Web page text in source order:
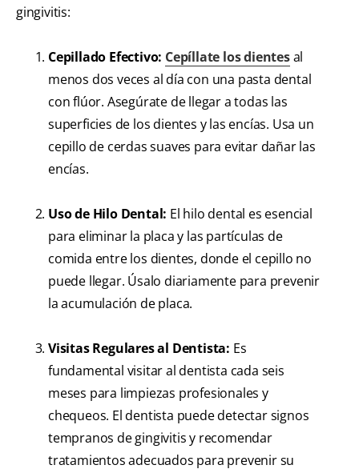
gingivitis:
Cepillado Efectivo: Cepíllate los dientesal
menos dos veces al día con una pasta dental
con flúor. Asegúrate de llegar a todas las
superficies de los dientes y las encías. Usa un
cepillo de cerdas suaves para evitar dañar las
encías.
Uso de Hilo Dental: El hilo dental es esencial
para eliminar la placa y las partículas de
comida entre los dientes, donde el cepillo no
puede llegar. Úsalo diariamente para prevenir
la acumulación de placa.
Visitas Regulares al Dentista: Es
fundamental visitar al dentista cada seis
meses para limpiezas profesionales y
chequeos. El dentista puede detectar signos
tempranos de gingivitis y recomendar
tratamientos adecuados para prevenir su